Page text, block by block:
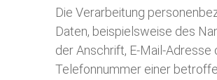
Die Verarbeitung
Daten, beispielsweise des
der Anschrift, E-Mail-Adresse
Telefonnummer einer